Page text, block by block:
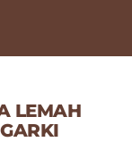
LEMAH